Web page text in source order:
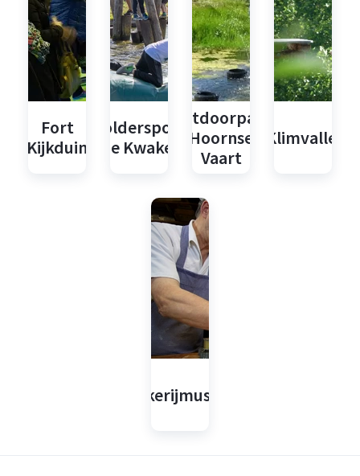
Fort
Kijkduin
Poldersport
de Kwakel
Outdoorpark
Hoornse
Vaart
Klimvallei
Bakkerijmuseum